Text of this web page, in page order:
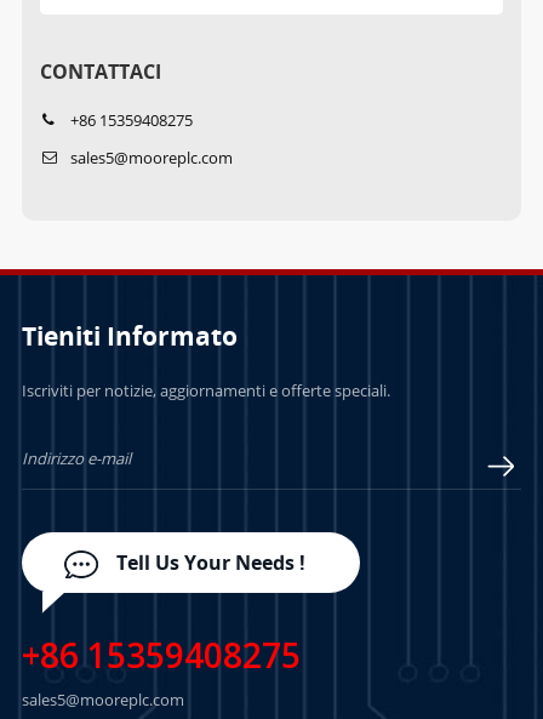
CONTATTACI
+86 15359408275
sales5@mooreplc.com
Tieniti Informato
Iscriviti per notizie, aggiornamenti e offerte speciali.
Tell Us Your Needs !
+86 15359408275
sales5@mooreplc.com